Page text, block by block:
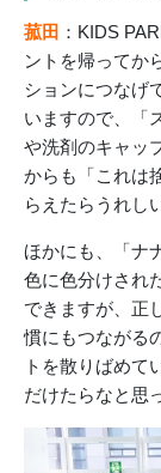
菰田 ：KIDS
ントを帰ってか
ションにつなげ
いますので、「
や洗剤のキャッ
からも「これは
らえたらうれし
ほかにも、「ナ
色に色分けされ
できますが、正
慣にもつながる
トを散りばめて
だけたらなと思